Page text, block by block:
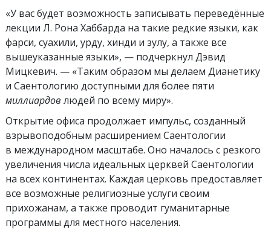
«У вас будет возможность записывать переведённые
лекции Л. Рона Хаббарда на такие редкие языки, как
фарси, суахили, урду, хинди и зулу, а также все
вышеуказанные языки», — подчеркнул Дэвид
Мицкевич. — «Таким образом мы делаем Дианетику
и Саентологию доступными для более пяти
миллиардов людей по всему миру».
Открытие офиса продолжает импульс, созданный
взрывоподобным расширением Саентологии
в международном масштабе. Оно началось с резкого
увеличения числа идеальных церквей Саентологии
на всех континентах. Каждая церковь предоставляет
все возможные религиозные услуги своим
прихожанам, а также проводит гуманитарные
программы для местного населения.